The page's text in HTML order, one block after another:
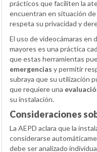
prácticos que faciliten la
encuentran en situación
respeta su privacidad y
El uso de videocámaras en
mayores es una práctica
que estas herramientas
emergencias y permitir
subraya que su utilización
que requiere una
su instalación.
Consideraciones
La AEPD aclara que la
considerarse
debe ser analizado